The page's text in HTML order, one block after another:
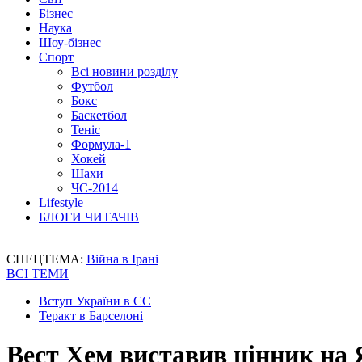
Бізнес
Наука
Шоу-бізнес
Спорт
Всі новини розділу
Футбол
Бокс
Баскетбол
Теніс
Формула-1
Хокей
Шахи
ЧС-2014
Lifestyle
БЛОГИ ЧИТАЧІВ
СПЕЦТЕМА: Війна в Ірані
ВСІ ТЕМИ
Вступ України в ЄС
Теракт в Барселоні
Вест Хем виставив цінник на